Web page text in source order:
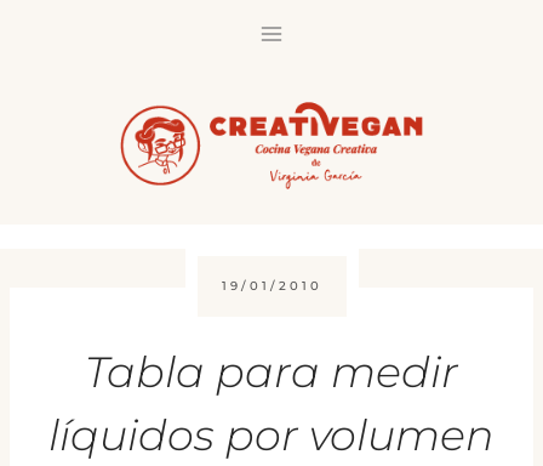
19/01/2010
Tabla para medir
líquidos por volumen